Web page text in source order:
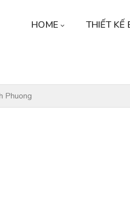
HOME THIẾT KẾ
Phuong